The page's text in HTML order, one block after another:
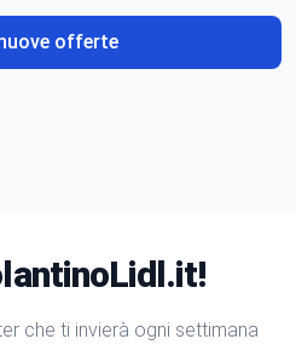
offerte
che ti invierà ogni settimana